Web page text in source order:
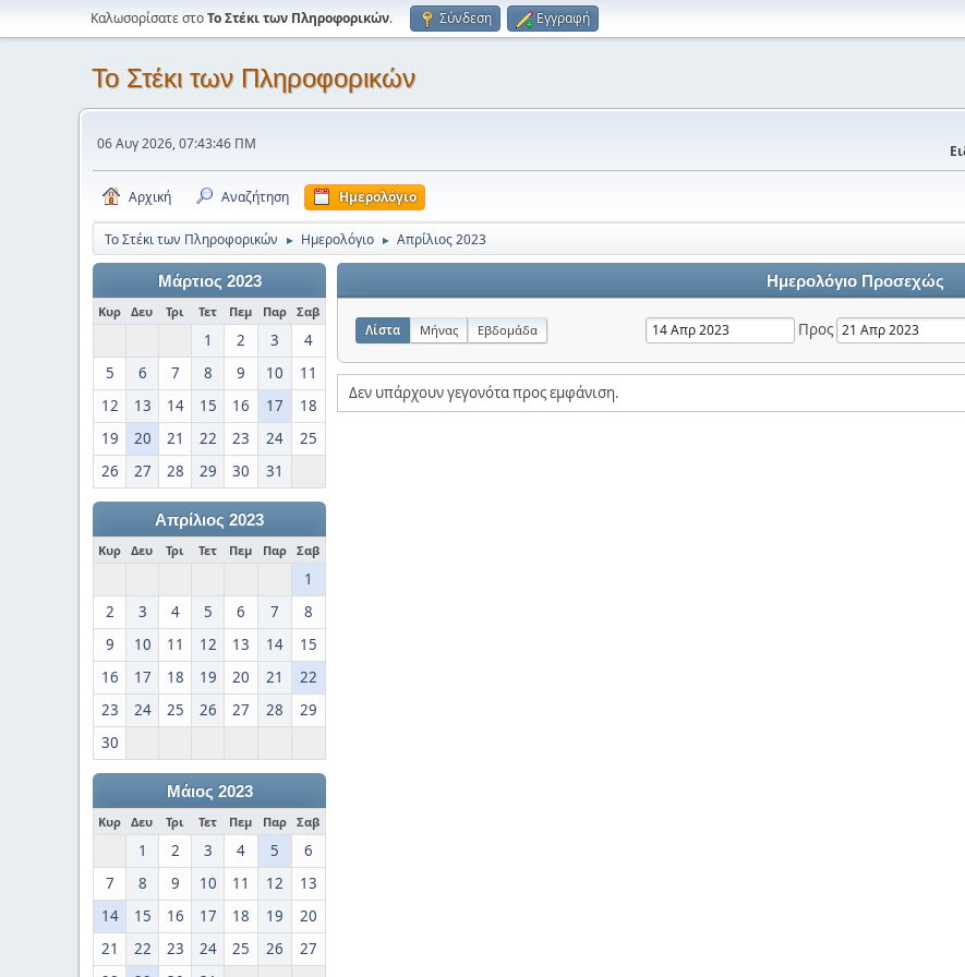
Καλωσορίσατε στοΤο Στέκι των Πληροφορικών. Σύνδεση Εγγραφή
Το Στέκι των Πληροφορικών
06 Αυγ 2026, 07:43:46 ΠΜ
Αρχική Αναζήτηση Ημερολόγιο
Το Στέκι των Πληροφορικών ► Ημερολόγιο ► Απρίλιος 2023
Μάρτιος 2023
Κυρ Δευ Τρι Τετ Πεμ Παρ Σαβ
1 2 3
4
5
6 7 8 9 10
11
12
13 14 15 16 17
18
19
20 21 22 23 24
25
26
27 28 29 30 31
Απρίλιος 2023
Κυρ Δευ Τρι Τετ Πεμ Παρ Σαβ
1
2
3 4 5 6 7
8
9
10 11 12 13 14
15
16
17 18 19 20 21
22
23
24 25 26 27 28
29
30
Μάιος 2023
Κυρ Δευ Τρι Τετ Πεμ Παρ Σαβ
1 2 3 4 5
6
7
8 9 10 11 12
13
14
15 16 17 18 19
20
21
22 23 24 25 26
27
Ημερολόγιο Προσεχώς
Λίστα Μήνας Εβδομάδα Προς
Δεν υπάρχουν γεγονότα προς εμφάνιση.